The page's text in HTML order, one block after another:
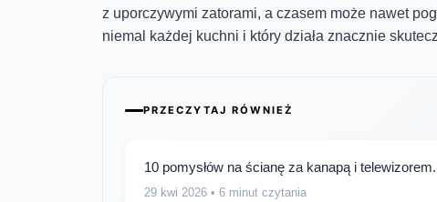
z uporczywymi zatorami, a czasem może nawet
niemal każdej kuchni i który działa znacznie
PRZECZYTAJ RÓWNIEŻ
10 pomysłów na ścianę za kanapą i
29 kwi 2026 • 6 minut czytania